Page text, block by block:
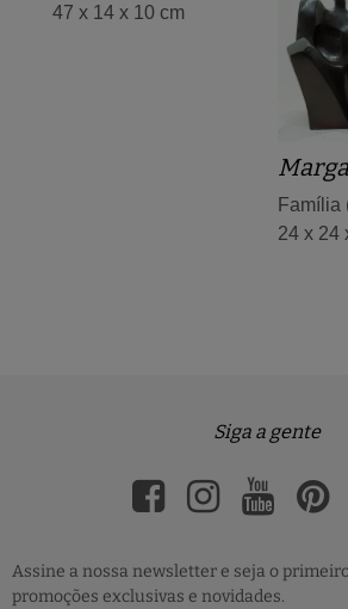
47 x 14 x 10 cm
Família
24 x 24
Siga a gente
Assine a nossa newsletter e seja o
promoções exclusivas e novidades.